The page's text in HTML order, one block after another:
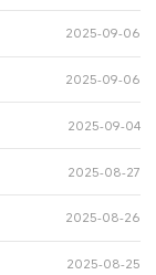
2025-09-06
2025-09-06
2025-09-04
2025-08-27
2025-08-26
2025-08-25